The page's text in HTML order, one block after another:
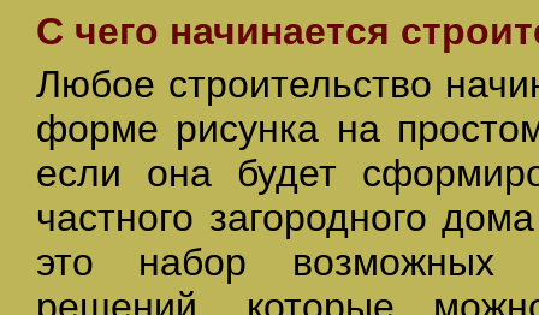
С чего начинается
Любое строительство
форме рисунка на
если она будет
частного загородного
это набор возможных